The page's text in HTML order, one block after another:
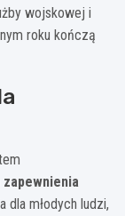
wojskowej i
roku kończą
dla młodych ludzi,